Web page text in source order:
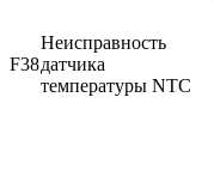
F38
Неисправность
датчика
температуры NTC